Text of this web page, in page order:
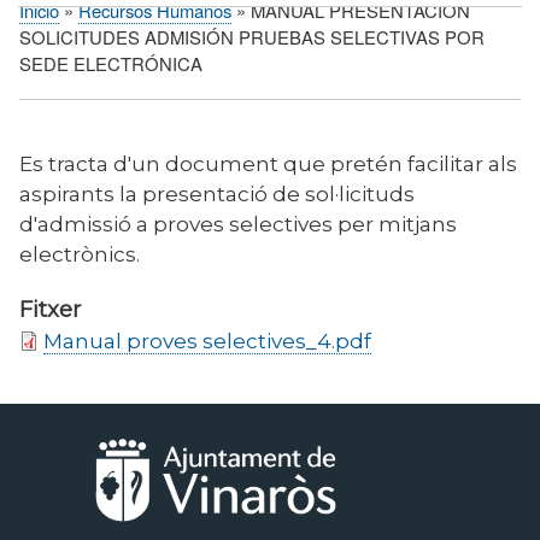
Sobrescribir
enlaces
de
a
la
navegación
Inicio Recursos Humanos MANUAL PRESENTACIÓN
SOLICITUDES ADMISIÓN PRUEBAS SELECTIVAS POR
SEDE ELECTRÓNICA
Es tracta d'un document que pretén facilitar als
aspirants la presentació de sol·licituds
d'admissió a proves selectives per mitjans
electrònics.
Fitxer
Manual proves selectives_4.pdf